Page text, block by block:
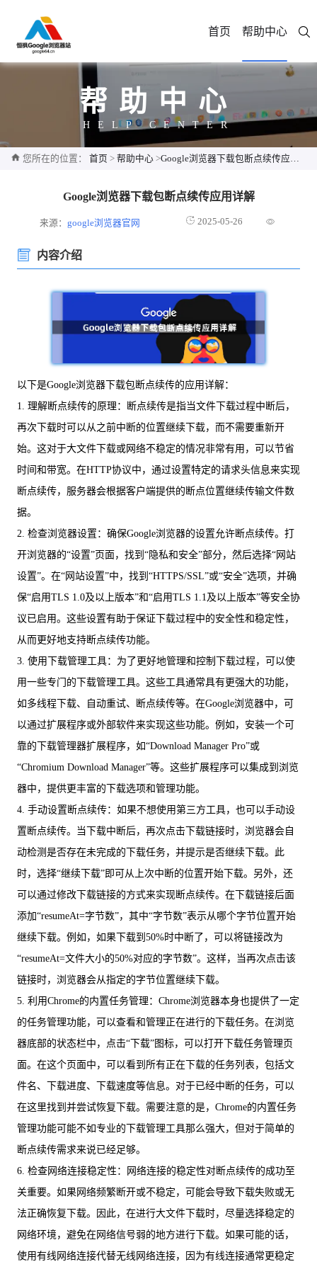
首页 帮助中心
帮助中心
HELP CENTER
您所在的位置： 首页 > 帮助中心 >Google浏览器下载包断点续传应用详解
Google浏览器下载包断点续传应用详解
来源：google浏览器官网 2025-05-26
内容介绍
以下是Google浏览器下载包断点续传的应用详解：
1. 理解断点续传的原理：断点续传是指当文件下载过程中断后，
再次下载时可以从之前中断的位置继续下载，而不需要重新开
始。这对于大文件下载或网络不稳定的情况非常有用，可以节省
时间和带宽。在HTTP协议中，通过设置特定的请求头信息来实现
断点续传，服务器会根据客户端提供的断点位置继续传输文件数
据。
2. 检查浏览器设置：确保Google浏览器的设置允许断点续传。打
开浏览器的“设置”页面，找到“隐私和安全”部分，然后选择“网站
设置”。在“网站设置”中，找到“HTTPS/SSL”或“安全”选项，并确
保“启用TLS 1.0及以上版本”和“启用TLS 1.1及以上版本”等安全协
议已启用。这些设置有助于保证下载过程中的安全性和稳定性，
从而更好地支持断点续传功能。
3. 使用下载管理工具：为了更好地管理和控制下载过程，可以使
用一些专门的下载管理工具。这些工具通常具有更强大的功能，
如多线程下载、自动重试、断点续传等。在Google浏览器中，可
以通过扩展程序或外部软件来实现这些功能。例如，安装一个可
靠的下载管理器扩展程序，如“Download Manager Pro”或
“Chromium Download Manager”等。这些扩展程序可以集成到浏览
器中，提供更丰富的下载选项和管理功能。
4. 手动设置断点续传：如果不想使用第三方工具，也可以手动设
置断点续传。当下载中断后，再次点击下载链接时，浏览器会自
动检测是否存在未完成的下载任务，并提示是否继续下载。此
时，选择“继续下载”即可从上次中断的位置开始下载。另外，还
可以通过修改下载链接的方式来实现断点续传。在下载链接后面
添加“resumeAt=字节数”，其中“字节数”表示从哪个字节位置开始
继续下载。例如，如果下载到50%时中断了，可以将链接改为
“resumeAt=文件大小的50%对应的字节数”。这样，当再次点击该
链接时，浏览器会从指定的字节位置继续下载。
5. 利用Chrome的内置任务管理：Chrome浏览器本身也提供了一定
的任务管理功能，可以查看和管理正在进行的下载任务。在浏览
器底部的状态栏中，点击“下载”图标，可以打开下载任务管理页
面。在这个页面中，可以看到所有正在下载的任务列表，包括文
件名、下载进度、下载速度等信息。对于已经中断的任务，可以
在这里找到并尝试恢复下载。需要注意的是，Chrome的内置任务
管理功能可能不如专业的下载管理工具那么强大，但对于简单的
断点续传需求来说已经足够。
6. 检查网络连接稳定性：网络连接的稳定性对断点续传的成功至
关重要。如果网络频繁断开或不稳定，可能会导致下载失败或无
法正确恢复下载。因此，在进行大文件下载时，尽量选择稳定的
网络环境，避免在网络信号弱的地方进行下载。如果可能的话，
使用有线网络连接代替无线网络连接，因为有线连接通常更稳定